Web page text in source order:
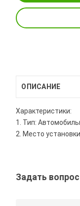
ОПИСАНИЕ
Характеристики:
1. Тип:
2. Место
Задать